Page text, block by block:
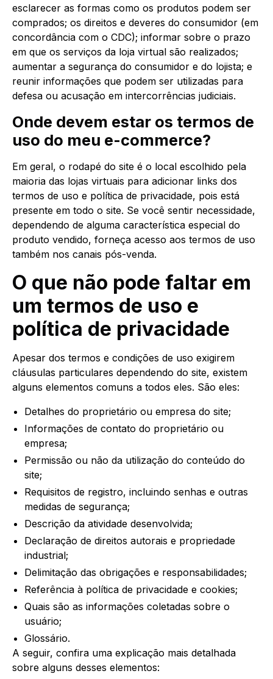
esclarecer as formas como os produtos podem ser
comprados; os direitos e deveres do consumidor (em
concordância com o CDC); informar sobre o prazo
em que os serviços da loja virtual são realizados;
aumentar a segurança do consumidor e do lojista; e
reunir informações que podem ser utilizadas para
defesa ou acusação em intercorrências judiciais.
Onde devem estar os termos de
uso do meu e-commerce?
Em geral, o rodapé do site é o local escolhido pela
maioria das lojas virtuais para adicionar links dos
termos de uso e política de privacidade, pois está
presente em todo o site. Se você sentir necessidade,
dependendo de alguma característica especial do
produto vendido, forneça acesso aos termos de uso
também nos canais pós-venda.
O que não pode faltar em
um termos de uso e
política de privacidade
Apesar dos termos e condições de uso exigirem
cláusulas particulares dependendo do site, existem
alguns elementos comuns a todos eles. São eles:
Detalhes do proprietário ou empresa do site;
Informações de contato do proprietário ou
empresa;
Permissão ou não da utilização do conteúdo do
site;
Requisitos de registro, incluindo senhas e outras
medidas de segurança;
Descrição da atividade desenvolvida;
Declaração de direitos autorais e propriedade
industrial;
Delimitação das obrigações e responsabilidades;
Referência à política de privacidade e cookies;
Quais são as informações coletadas sobre o
usuário;
Glossário.
A seguir, confira uma explicação mais detalhada
sobre alguns desses elementos: